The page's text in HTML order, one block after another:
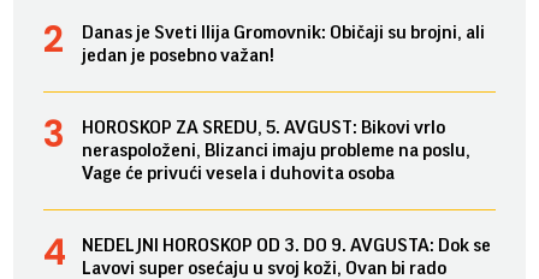
Danas je Sveti Ilija Gromovnik: Običaji su brojni, ali
jedan je posebno važan!
HOROSKOP ZA SREDU, 5. AVGUST: Bikovi vrlo
neraspoloženi, Blizanci imaju probleme na poslu,
Vage će privući vesela i duhovita osoba
NEDELJNI HOROSKOP OD 3. DO 9. AVGUSTA: Dok se
Lavovi super osećaju u svoj koži, Ovan bi rado